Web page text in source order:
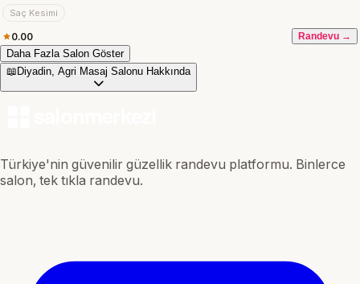
Saç Kesimi
0.00 Randevu →
Daha Fazla Salon Göster
📖 Diyadin, Agri Masaj Salonu Hakkında
Türkiye'nin güvenilir güzellik randevu platformu. Binlerce
salon, tek tıkla randevu.